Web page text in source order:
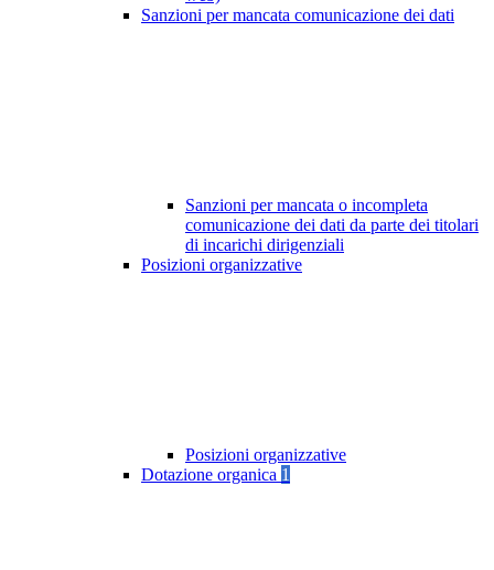
Sanzioni per mancata comunicazione dei dati
Sanzioni per mancata o incompleta
comunicazione dei dati da parte dei titolari
di incarichi dirigenziali
Posizioni organizzative
Posizioni organizzative
Dotazione organica 1